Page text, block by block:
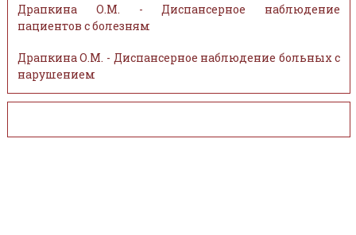
Драпкина О.М. - Диспансерное наблюдение
пациентов с болезням
Драпкина О.М. - Диспансерное наблюдение больных с
нарушением